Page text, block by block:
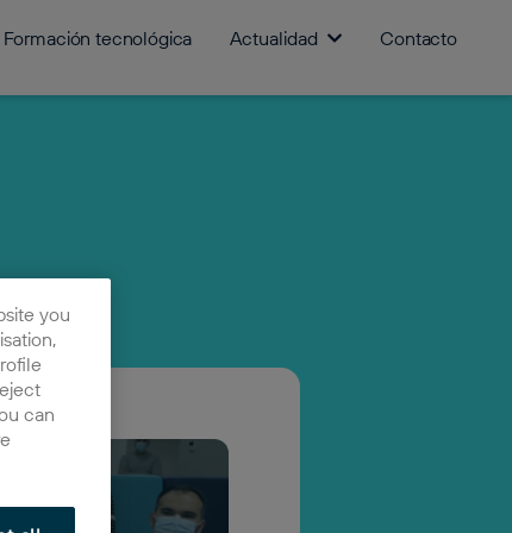
Formación tecnológica Actualidad Contacto
you
can